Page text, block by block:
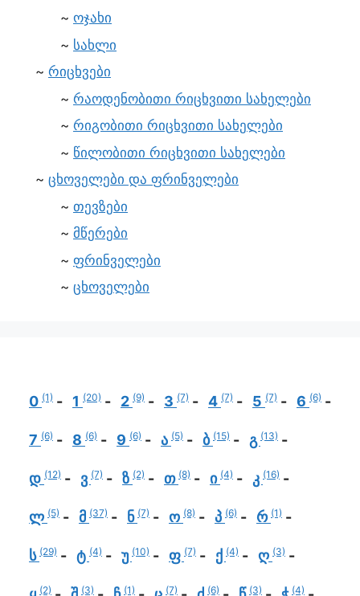
ოჯახი
სახლი
რიცხვები
რაოდენობითი რიცხვითი სახელები
რიგობითი რიცხვითი სახელები
წილობითი რიცხვითი სახელები
ცხოველები და ფრინველები
თევზები
მწერები
ფრინველები
ცხოველები
0 (1) 1 (20) 2 (9) 3 (7) 4 (7) 5 (7) 6 (6)
7 (6) 8 (6) 9 (6) ა (5) ბ (15) გ (13)
დ (12) ვ (7) ზ (2) თ (8) ი (4) კ (16)
ლ (5) მ (37) ნ (7) ო (8) პ (6) რ (1)
ს (29) ტ (4) უ (10) ფ (7) ქ (4) ღ (3)
(2) (3) (1) (7) (6) (3) (4)